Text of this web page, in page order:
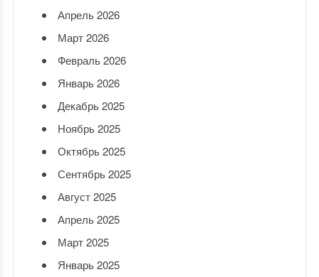
Апрель 2026
Март 2026
Февраль 2026
Январь 2026
Декабрь 2025
Ноябрь 2025
Октябрь 2025
Сентябрь 2025
Август 2025
Апрель 2025
Март 2025
Январь 2025